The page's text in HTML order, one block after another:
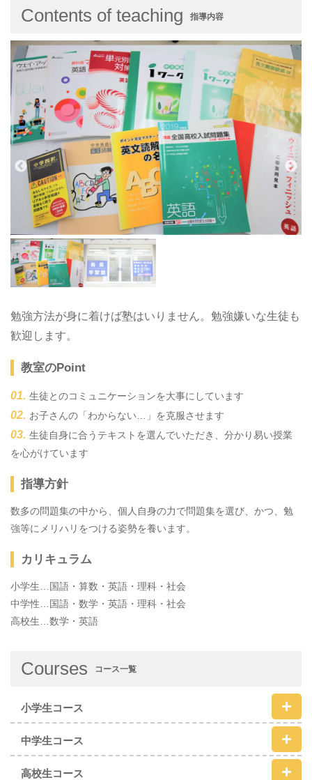
Contents of teaching 指導内容
勉強方法が身に着けば塾はいりません。勉強嫌いな生徒も
歓迎します。
教室のPoint
生徒とのコミュニケーションを大事にしています
お子さんの「わからない…」を克服させます
生徒自身に合うテキストを選んでいただき、分かり易い授業
を心がけています
指導方針
数多の問題集の中から、個人自身の力で問題集を選び、かつ、勉
強等にメリハリをつける姿勢を養います。
カリキュラム
小学生…国語・算数・英語・理科・社会
中学性…国語・数学・英語・理科・社会
高校生…数学・英語
Courses コース一覧
小学生コース
中学生コース
高校生コース